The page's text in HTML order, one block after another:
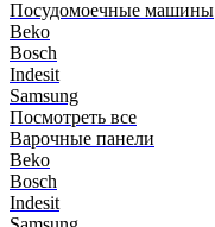
Посудомоечные машины
Beko
Bosch
Indesit
Samsung
Посмотреть все
Варочные панели
Beko
Bosch
Indesit